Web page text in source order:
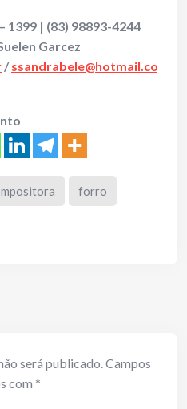
1399 | (83) 98893-4244
Garcez
/ ssandrabele@hotmail.com
forro
será publicado.Campos
com *